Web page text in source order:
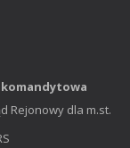
komandytowa
Rejonowy dla m.st.